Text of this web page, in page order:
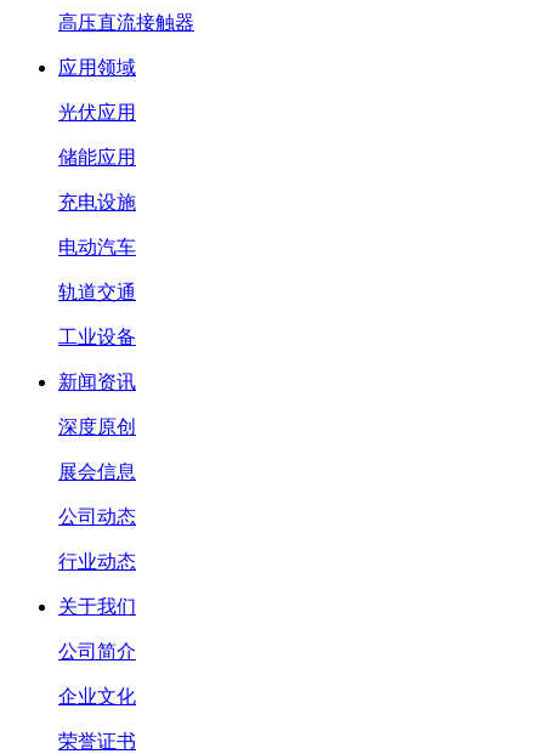
高压直流接触器
应用领域
光伏应用
储能应用
充电设施
电动汽车
轨道交通
工业设备
新闻资讯
深度原创
展会信息
公司动态
行业动态
关于我们
公司简介
企业文化
荣誉证书